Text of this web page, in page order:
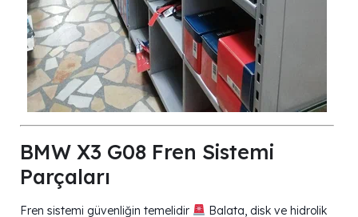
BMW X3 G08 Fren Sistemi
Parçaları
Fren sistemi güvenliğin temelidir
Balata, disk ve hidrolik